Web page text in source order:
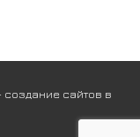
сайтов в